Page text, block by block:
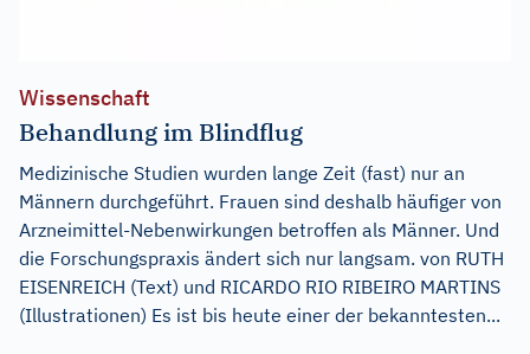
Wissenschaft
Behandlung im Blindflug
Medizinische Studien wurden lange Zeit (fast) nur an
Männern durchgeführt. Frauen sind deshalb häufiger von
Arzneimittel-Nebenwirkungen betroffen als Männer. Und
die Forschungspraxis ändert sich nur langsam. von RUTH
EISENREICH (Text) und RICARDO RIO RIBEIRO MARTINS
(Illustrationen) Es ist bis heute einer der bekanntesten...